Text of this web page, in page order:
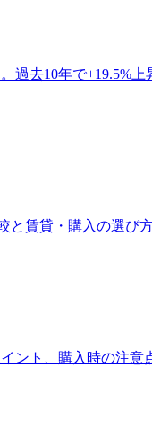
過去10年で+19.5%上
賃貸・購入の選び
ント、購入時の注意